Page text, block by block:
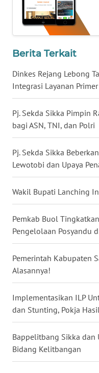
Berita Terkait
Dinkes Rejang Lebong
Integrasi Layanan
Pj. Sekda Sikka Pimpin
bagi ASN, TNI, dan Polri
Pj. Sekda Sikka
Lewotobi dan Upaya
Wakil Bupati Lanching
Pemkab Buol
Pengelolaan Posyandu
Pemerintah Kabupaten
Alasannya!
Implementasikan ILP
dan Stunting, Pokja
Bappelitbang Sikka dan
Bidang Kelitbangan
WN
KALTENG
KALTARA
KALSEL
WN
KALTIM
WN
SULSEL
WN
GORONTALO
WN
SULUT
MALUKU
MALUT